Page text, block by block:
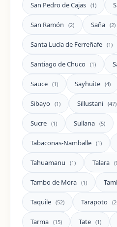
San Pedro de Cajas (1)
San Ramón (2) Saña (2)
Santa Lucía de Ferreñafe (1)
Santiago de Chuco (1)
Sauce (1) Sayhuite (4)
Sibayo (1) Sillustani (47)
Sucre (1) Sullana (5)
Tabaconas-Namballe (1)
Tahuamanu (1) Talara
Tambo de Mora (1)
Taquile (52) Tarapoto
Tarma (15) Tate (1)